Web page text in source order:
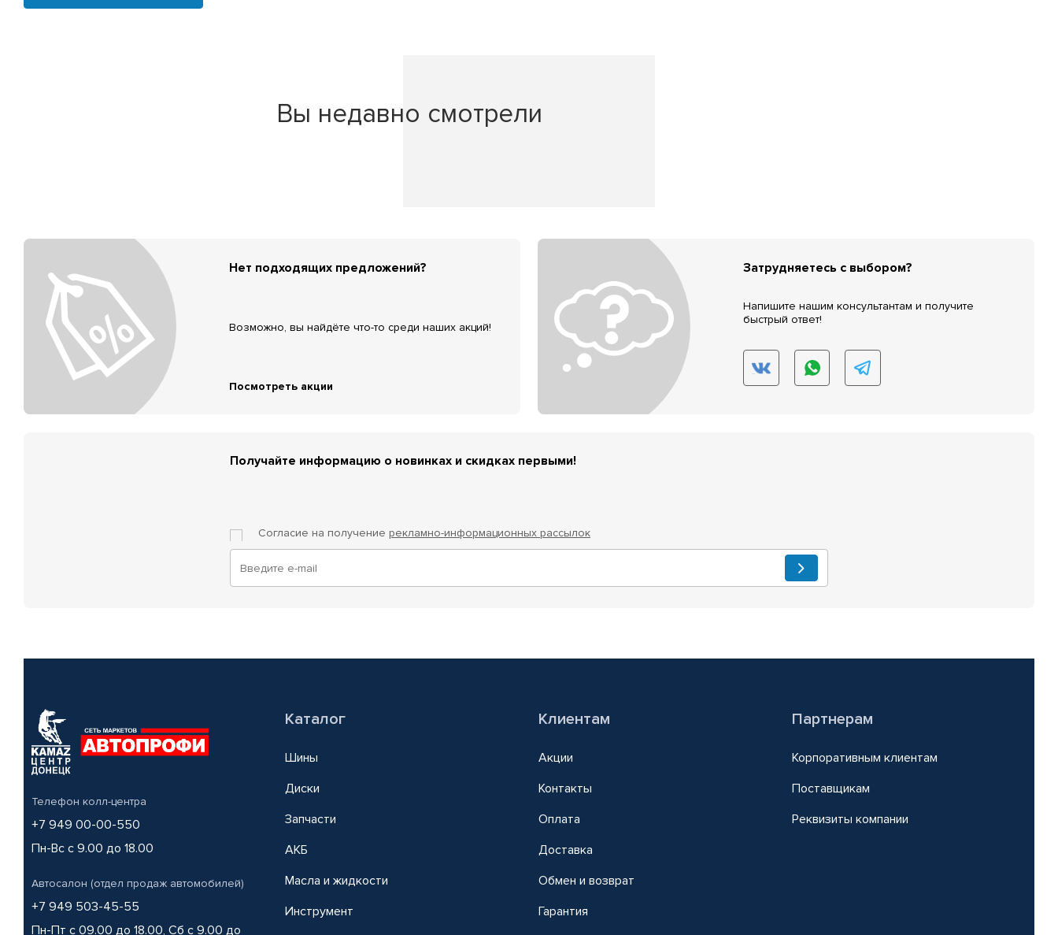
Вы недавно смотрели
Нет подходящих предложений?
Возможно, вы найдёте что-то среди наших акций!
Посмотреть акции
Затрудняетесь с выбором?
Напишите нашим консультантам и получите
быстрый ответ!
Получайте информацию о новинках и скидках первыми!
Согласие на получение рекламно-информационных рассылок
Телефон колл-центра
+7 949 00-00-550
Пн-Вс с 9.00 до 18.00
Автосалон (отдел продаж автомобилей)
+7 949 503-45-55
Пн-Пт с 09.00 до 18.00, Сб с 9.00 до
Каталог
Шины
Диски
Запчасти
АКБ
Масла и жидкости
Инструмент
Клиентам
Акции
Контакты
Оплата
Доставка
Обмен и возврат
Гарантия
Партнерам
Корпоративным клиентам
Поставщикам
Реквизиты компании